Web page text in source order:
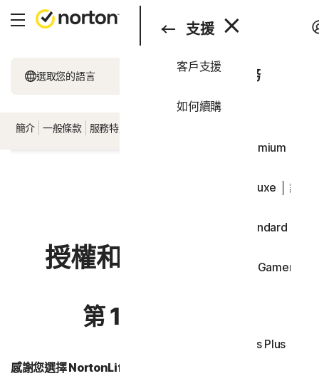
搜尋
消費者
消費者
所有產品和服務
全方位方案
Norton 360 Premium │ 諾
Norton 360 Deluxe │ 諾頓
Norton 360 Standard │ 諾
Norton 360 for Gamers |
Norton Antivirus Plus │ 諾
支援
客戶支援
如何續購
選取您的語言
簡介 一般條款 服務特定條款
授權和服務許可協議
第 1 部分 – 簡介
感謝您選擇 NortonLifeLock。